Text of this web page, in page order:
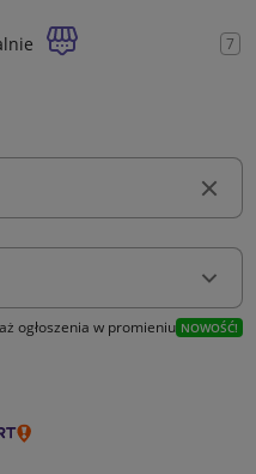
7
ogłoszenia w promieniu NOWOŚĆ!